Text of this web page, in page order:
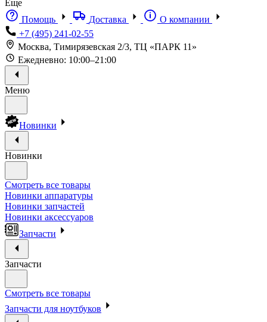
Еще
Помощь
Доставка
О компании
+7 (495) 241-02-55
Москва, Тимирязевская 2/3, ТЦ «ПАРК 11»
Ежедневно: 10:00–21:00
Меню
Новинки
Новинки
Смотреть все товары
Новинки аппаратуры
Новинки запчастей
Новинки аксессуаров
Запчасти
Запчасти
Смотреть все товары
Запчасти для ноутбуков